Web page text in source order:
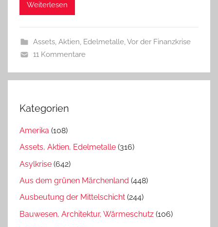
Weiterlesen
Assets, Aktien, Edelmetalle,Vor der Finanzkrise
11 Kommentare
Kategorien
Amerika (108)
Assets, Aktien, Edelmetalle (316)
Asylkrise (642)
Aus dem grünen Märchenland (448)
Ausbeutung der Mittelschicht (244)
Bauwesen, Architektur, Wärmeschutz (106)